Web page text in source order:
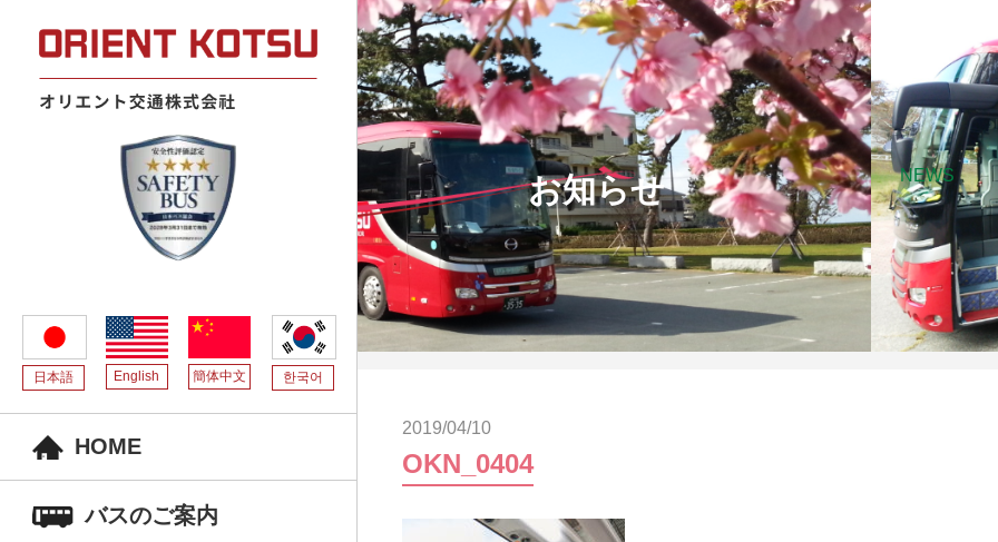
日本語 English 簡体中文 한국어
HOME
バスのご案内
お知らせ NEWS
2019/04/10
OKN_0404